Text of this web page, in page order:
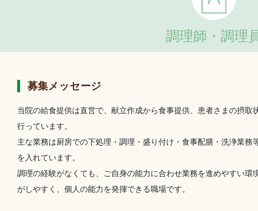
調理師・調理
募集メッセージ
当院の給食提供は直営で、献立作成から食事提供、患者さまの摂取
行っています。
主な業務は厨房での下処理・調理・盛り付け・食事配膳・洗浄業務
を入れています。
調理の経験がなくても、ご自身の能力に合わせ業務を進めやすい環
がしやすく、個人の能力を発揮できる職場です。